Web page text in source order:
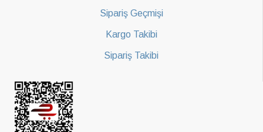
Sipariş Geçmişi
Kargo Takibi
Sipariş Takibi